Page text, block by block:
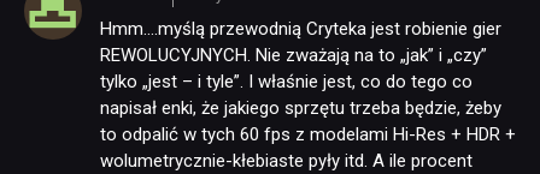
Hmm….myślą przewodnią Cryteka jest robienie gier
REWOLUCYJNYCH. Nie zważają na to „jak” i „czy”
tylko „jest – i tyle”. I właśnie jest, co do tego co
napisał enki, że jakiego sprzętu trzeba będzie, żeby
to odpalić w tych 60 fps z modelami Hi-Res + HDR +
wolumetrycznie-kłebiaste pyły itd. A ile procent